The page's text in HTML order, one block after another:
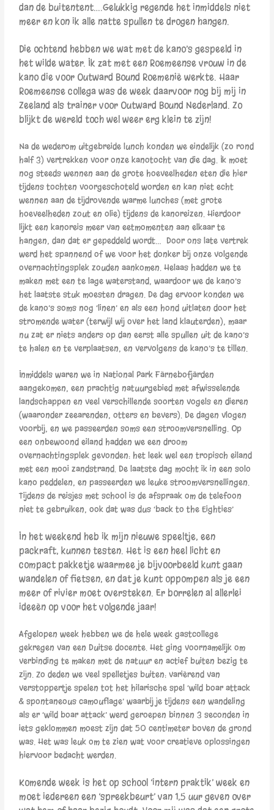
dan de buitentent….Gelukkig regende het inmiddels niet
meer en kon ik alle natte spullen te drogen hangen.
Die ochtend hebben we wat met de kano’s gespeeld in
het wilde water. Ik zat met een Roemeense vrouw in de
kano die voor Outward Bound Roemenië werkte. Haar
Roemeense collega was de week daarvoor nog bij mij in
Zeeland als trainer voor Outward Bound Nederland. Zo
blijkt de wereld toch wel weer erg klein te zijn!
Na de wederom uitgebreide lunch konden we eindelijk (zo rond
half 3) vertrekken voor onze kanotocht van die dag. Ik moet
nog steeds wennen aan de grote hoeveelheden eten die hier
tijdens tochten voorgeschoteld worden en kan niet echt
wennen aan de tijdrovende warme lunches (met grote
hoeveelheden zout en olie) tijdens de kanoreizen. Hierdoor
lijkt een kanoreis meer van eetmomenten aan elkaar te
hangen, dan dat er gepeddeld wordt… Door ons late vertrek
werd het spannend of we voor het donker bij onze volgende
overnachtingsplek zouden aankomen. Helaas hadden we te
maken met een te lage waterstand, waardoor we de kano’s
het laatste stuk moesten dragen. De dag ervoor konden we
de kano’s soms nog ‘linen’ en als een hond uitlaten door het
stromende water (terwijl wij over het land klauterden), maar
nu zat er niets anders op dan eerst alle spullen uit de kano’s
te halen en te verplaatsen, en vervolgens de kano’s te tillen.
Inmiddels waren we in National Park Färnebofjärden
aangekomen, een prachtig natuurgebied met afwisselende
landschappen en veel verschillende soorten vogels en dieren
(waaronder zeearenden, otters en bevers). De dagen vlogen
voorbij, en we passeerden soms een stroomversnelling. Op
een onbewoond eiland hadden we een droom
overnachtingsplek gevonden: het leek wel een tropisch eiland
met een mooi zandstrand. De laatste dag mocht ik in een solo
kano peddelen, en passeerden we leuke stroomversnellingen.
Tijdens de reisjes met school is de afspraak om de telefoon
niet te gebruiken, ook dat was dus ‘back to the Eighties’
In het weekend heb ik mijn nieuwe speeltje, een
packraft, kunnen testen. Het is een heel licht en
compact pakketje waarmee je bijvoorbeeld kunt gaan
wandelen of fietsen, en dat je kunt oppompen als je een
meer of rivier moet oversteken. Er borrelen al allerlei
ideeën op voor het volgende jaar!
Afgelopen week hebben we de hele week gastcollege
gekregen van een Duitse docente. Het ging voornamelijk om
verbinding te maken met de natuur en actief buiten bezig te
zijn. Zo deden we veel spelletjes buiten: variërend van
verstoppertje spelen tot het hilarische spel ‘wild boar attack
& spontaneous camouflage’ waarbij je tijdens een wandeling
als er ‘wild boar attack’ werd geroepen binnen 3 seconden in
iets geklommen moest zijn dat 50 centimeter boven de grond
was. Het was leuk om te zien wat voor creatieve oplossingen
hiervoor bedacht werden.
Komende week is het op school ‘intern praktik’ week en
moet iedereen een ‘spreekbeurt’ van 1,5 uur geven over